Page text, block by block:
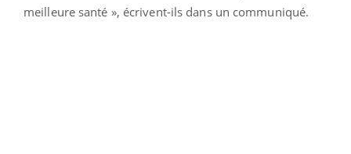
meilleure santé », écrivent-ils dans un communiqué.